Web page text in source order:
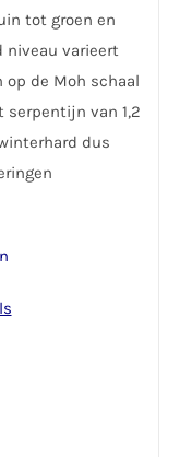
tot groen en
niveau varieert
op de Moh schaal
serpentijn van 1,2
dus